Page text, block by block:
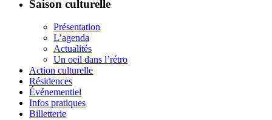
Saison culturelle
Présentation
L’agenda
Actualités
Un oeil dans l’rétro
Action culturelle
Résidences
Événementiel
Infos pratiques
Billetterie